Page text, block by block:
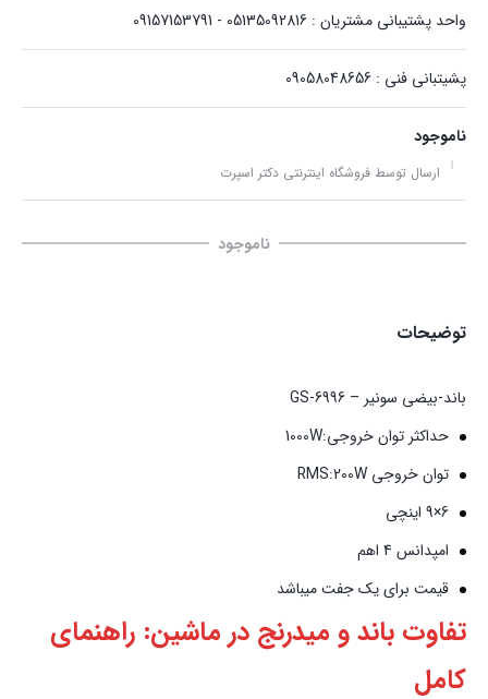
واحد پشتیبانی مشتریان : 05135092816 - 09157153791
پشیتبانی فنی : 09058048656
ناموجود
ارسال توسط فروشگاه اینترنتی دکتر اسپرت
ناموجود
توضیحات
باند-بیضی سونیر – GS-6996
حداکثر توان خروجی:1000W
توان خروجی RMS: 200W
6×9 اینچی
امپدانس 4 اهم
قیمت برای یک جفت میباشد
تفاوت باند و میدرنج در ماشین: راهنمای
کامل